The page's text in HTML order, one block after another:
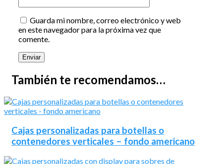
Guarda mi nombre, correo electrónico y web
en este navegador para la próxima vez que
comente.
También te recomendamos…
Cajas personalizadas para botellas o
contenedores verticales – fondo americano